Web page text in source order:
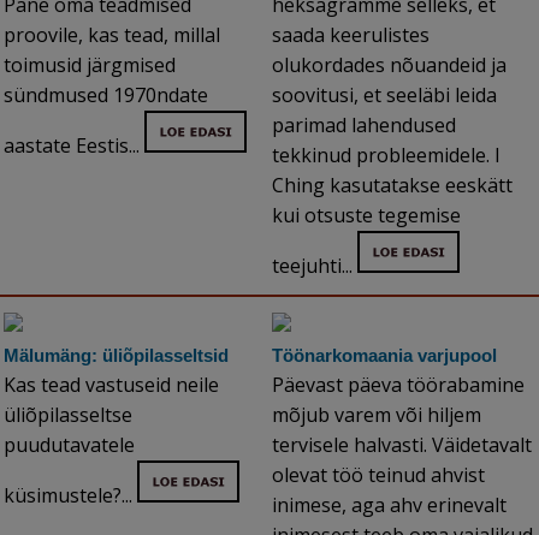
proovile, kas tead, millal
toimusid järgmised
sündmused 1970ndate
aastate Eestis...
saada keerulistes
olukordades nõuandeid ja
soovitusi, et seeläbi leida
parimad lahendused
tekkinud probleemidele. I
Ching kasutatakse eeskätt
kui otsuste tegemise
teejuhti...
Mälumäng: üliõpilasseltsid
Kas tead vastuseid neile
üliõpilasseltse
puudutavatele
küsimustele?...
Töönarkomaania varjupool
Päevast päeva töörabamine
mõjub varem või hiljem
tervisele halvasti. Väidetavalt
olevat töö teinud ahvist
inimese, aga ahv erinevalt